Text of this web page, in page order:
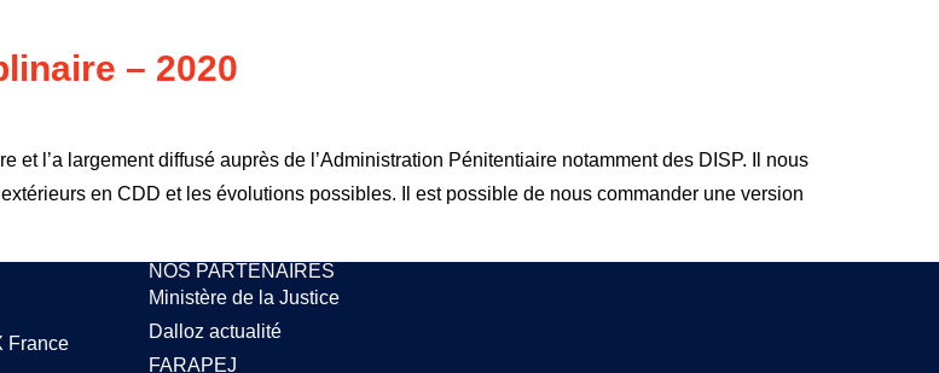
– 2020
et l’a largement diffusé auprès de l’Administration Pénitentiaire notamment des DISP. Il nous
en CDD et les évolutions possibles. Il est possible de nous commander une version
France
NOS PARTENAIRES
Ministère de la Justice
Dalloz actualité
FARAPEJ